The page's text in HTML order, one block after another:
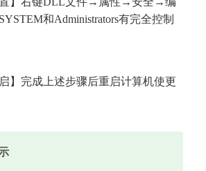
和Administrators有完全控制
启】完成上述步骤后重启计算机使更